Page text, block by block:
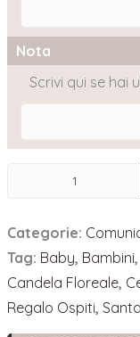
Nota
Scrivi qui se hai
Comunione
e
Cresima
Categorie:
Tag: Baby, Bambini,
Candela Floreale,
Regalo Ospiti,